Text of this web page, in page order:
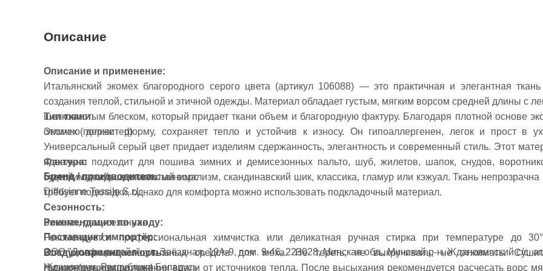
Описание
Описание и применение:
Итальянский экомех благородного серого цвета (артикул 106088) — это практичная и элегантная
создания теплой, стильной и этичной одежды. Материал обладает густым, мягким ворсом средней длины с
шелковистым блеском, который придает ткани объем и благородную фактуру. Благодаря плотной основе
отлично держит форму, сохраняет тепло и устойчив к износу. Он гипоаллергенен, легок и прост в
Универсальный серый цвет придает изделиям сдержанность, элегантность и современный стиль. Этот
идеально подходит для пошива зимних и демисезонных пальто, шуб, жилетов, шапок, снудов,
отделки одежды в стилях минимализм, скандинавский шик, классика, гламур или кэжуал. Ткань непрозрачна
требует подкладки, однако для комфорта можно использовать подкладочный материал.
Рекомендация по уходу:
Рекомендуется профессиональная химчистка или деликатная ручная стирка при температуре до
использованием специальных средств для меха. Не тереть, не выкручивать, не отжимать.
горизонтальном положении вдали от источников тепла. После высыхания рекомендуется расчесать ворс
Тип ткани:
Экомех (полиэстер)
Фактура:
Густой, мягкий, шелковистый ворс
Сезонность:
Зимняя, демисезонная
Воздухопроницаемость:
Низкая (ветрозащитная)
Бренд / производитель:
Diffusione Tessile S.r.l.
Поставщик / импортёр:
ООО "Долфи ритейл", ул. Звёздная, 19А-9, пом. 9-46, 223028, Минская обл., Минский р-н, Ждановичский с/с, аг.
Ждановичи, Республика Беларусь